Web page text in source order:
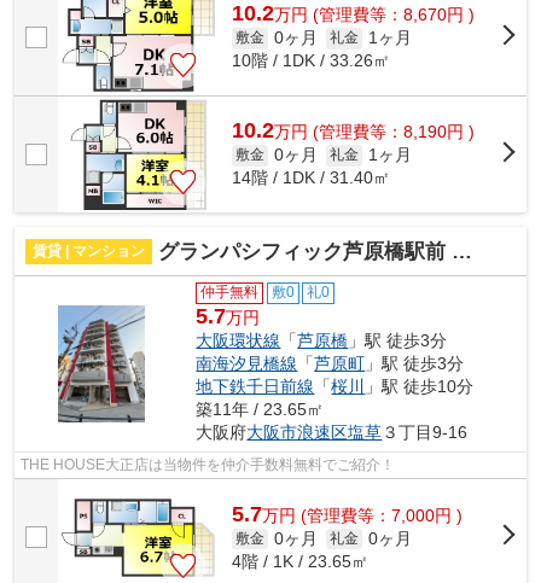
10.2万円 (管理費等：8,670円 )
敷金 0ヶ月 礼金
1ヶ月
10階 / 1DK / 33.26㎡
10.2万円 (管理費等：8,190円 )
敷金 0ヶ月 礼金
1ヶ月
14階 / 1DK / 31.40㎡
賃貸 | マンション グランパシフィック芦原橋駅前 仲介手数料無料
仲手無料 敷0 礼0
5.7万円
大阪環状線 「芦原橋 」駅 徒歩3分
南海汐見橋線 「芦原町 」駅 徒歩3分
地下鉄千日前線 「桜川
」駅 徒歩10分
築11年 / 23.65㎡
大阪府大阪市浪速区塩草３丁目9-16
THE HOUSE大正店は当物件を仲介手数料無料でご紹介！
5.7万円 (管理費等：7,000円 )
敷金 0ヶ月 礼金 0ヶ月
4階 / 1K / 23.65㎡